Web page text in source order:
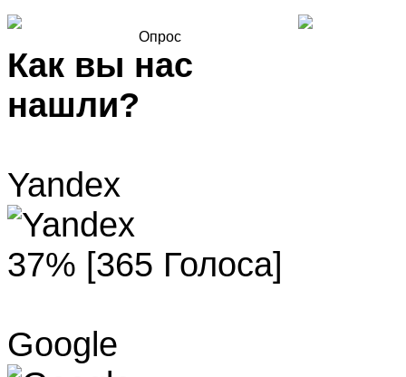
Опрос
Как вы нас
нашли?
Yandex
37% [365 Голоса]
Google